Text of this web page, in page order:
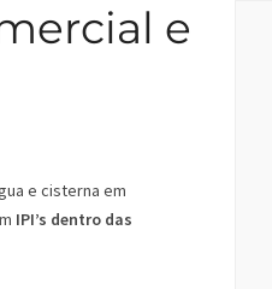
e
e cisterna em
IPI’s dentro das